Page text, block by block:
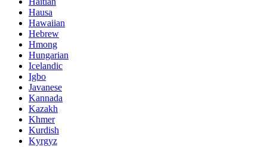
Hausa
Hawaiian
Hebrew
Hmong
Hungarian
Icelandic
Igbo
Javanese
Kannada
Kazakh
Khmer
Kurdish
Kyrgyz